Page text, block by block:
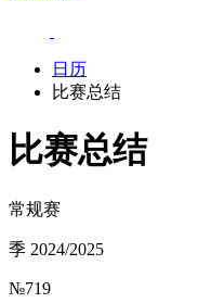
日历
比赛总结
比赛总结
常规赛
季 2024/2025
№719